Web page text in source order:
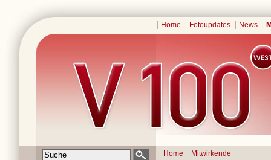
Home Fotoupdates News
Home Mitwirkende